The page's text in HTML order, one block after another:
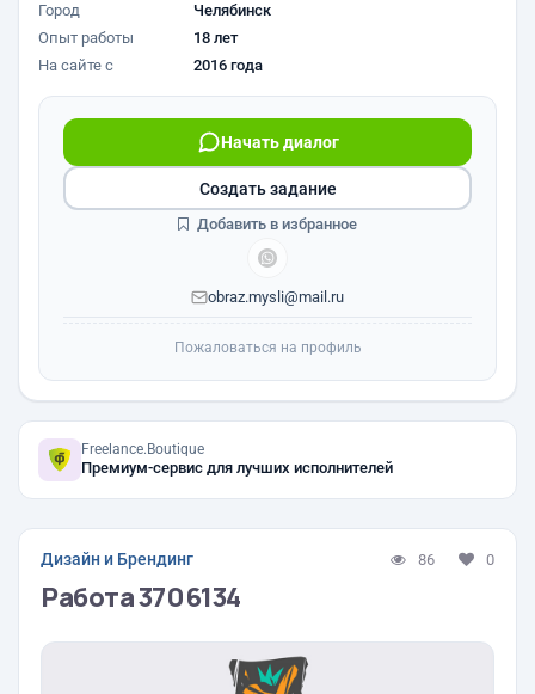
Город
Челябинск
Опыт работы
18 лет
На сайте с
2016 года
Начать диалог
obraz.mysli@mail.ru
Создать задание
Добавить в избранное
Пожаловаться на профиль
Freelance.Boutique
Премиум-сервис для лучших исполнителей
Дизайн и Брендинг 86 0
Работа 3706134